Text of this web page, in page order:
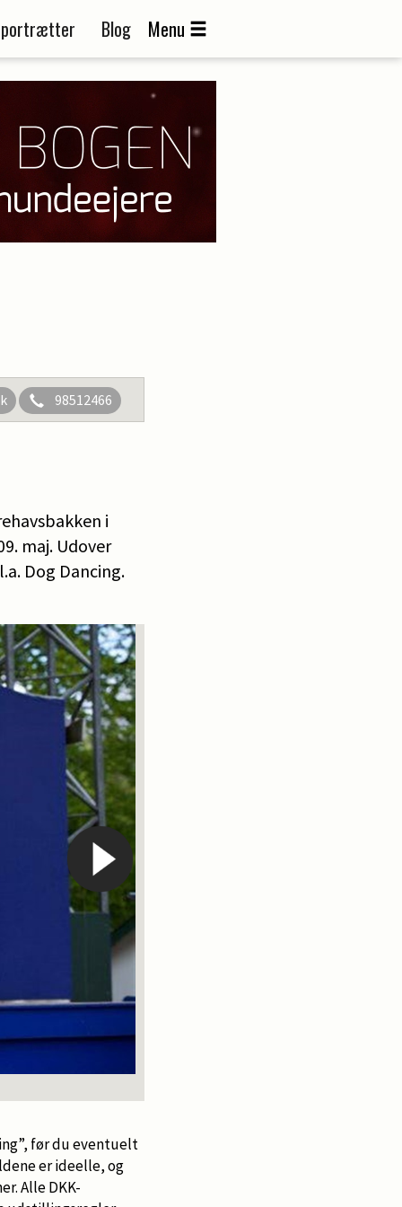
Blog Menu
98512466
i
maj. Udover
Dog Dancing.
før du eventuelt
er ideelle, og
Alle DKK-